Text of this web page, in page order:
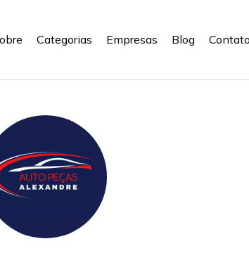
Categorias Empresas Blog